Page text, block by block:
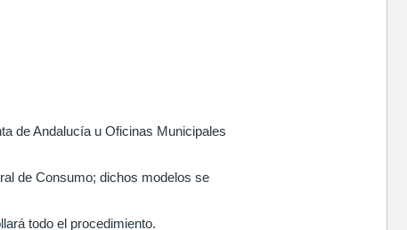
de Andalucía u Oficinas Municipales
de Consumo; dichos modelos se
todo el procedimiento.